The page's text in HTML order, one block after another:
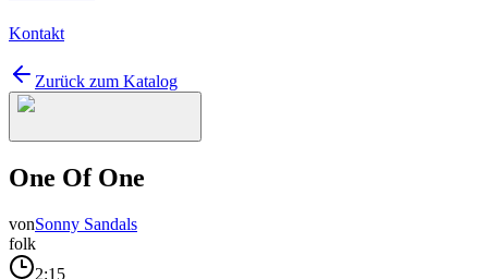
Kontakt
Zurück zum Katalog
One Of One
vonSonny Sandals
folk
2:15